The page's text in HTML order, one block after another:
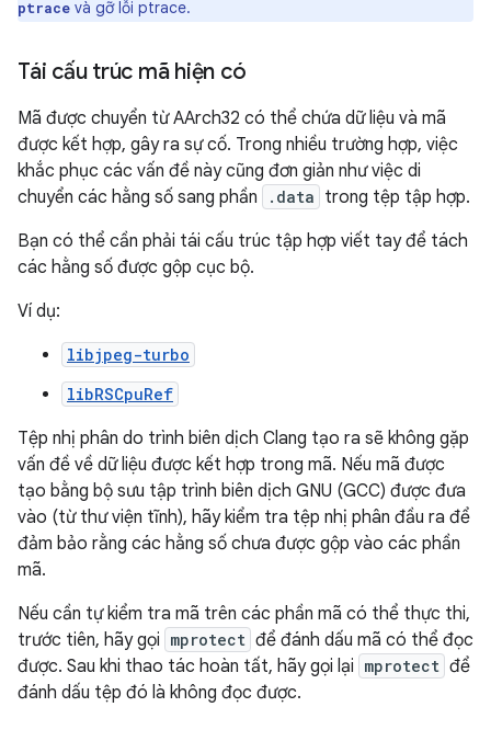
ptrace và gỡ lỗi ptrace.
Tái cấu trúc mã hiện có
Mã được chuyển từ AArch32 có thể chứa dữ liệu và mã
được kết hợp, gây ra sự cố. Trong nhiều trường hợp, việc
khắc phục các vấn đề này cũng đơn giản như việc di
chuyển các hằng số sang phần
.data trong tệp tập hợp.
Bạn có thể cần phải tái cấu trúc tập hợp viết tay để tách
các hằng số được gộp cục bộ.
Ví dụ:
libjpeg-turbo
libRSCpuRef
Tệp nhị phân do trình biên dịch Clang tạo ra sẽ không gặp
vấn đề về dữ liệu được kết hợp trong mã. Nếu mã được
tạo bằng bộ sưu tập trình biên dịch GNU (GCC) được đưa
vào (từ thư viện tĩnh), hãy kiểm tra tệp nhị phân đầu ra để
đảm bảo rằng các hằng số chưa được gộp vào các phần
mã.
Nếu cần tự kiểm tra mã trên các phần mã có thể thực thi,
trước tiên, hãy gọi mprotect để đánh dấu mã có thể đọc
được. Sau khi thao tác hoàn tất, hãy gọi lại mprotect để
đánh dấu tệp đó là không đọc được.